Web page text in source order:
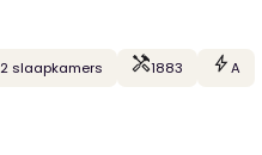
2 slaapkamers 1883 A